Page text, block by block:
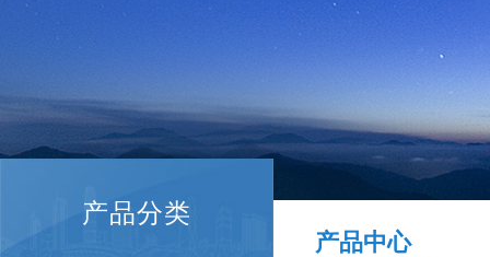
产品分类
产品中心